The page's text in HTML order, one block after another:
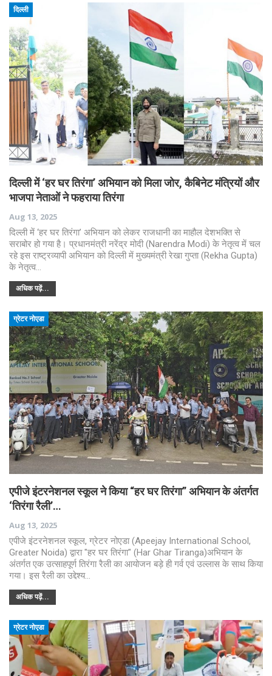
दिल्ली
दिल्ली में ‘हर घर तिरंगा’ अभियान को मिला जोर, कैबिनेट मंत्रियों और
भाजपा नेताओं ने फहराया तिरंगा
Aug 13, 2025
दिल्ली में ‘हर घर तिरंगा’ अभियान को लेकर राजधानी का माहौल देशभक्ति से
सराबोर हो गया है। प्रधानमंत्री नरेंद्र मोदी (Narendra Modi) के नेतृत्व में चल
रहे इस राष्ट्रव्यापी अभियान को दिल्ली में मुख्यमंत्री रेखा गुप्ता (Rekha Gupta)
के नेतृत्व…
अधिक पढ़ें...
ग्रेटर नोएडा
एपीजे इंटरनेशनल स्कूल ने किया “हर घर तिरंगा” अभियान के अंतर्गत
‘तिरंगा रैली’…
Aug 13, 2025
एपीजे इंटरनेशनल स्कूल, ग्रेटर नोएडा (Apeejay International School,
Greater Noida) द्वारा "हर घर तिरंगा" (Har Ghar Tiranga)अभियान के
अंतर्गत एक उत्साहपूर्ण तिरंगा रैली का आयोजन बड़े ही गर्व एवं उल्लास के साथ किया
गया। इस रैली का उद्देश्य…
अधिक पढ़ें...
ग्रेटर नोएडा